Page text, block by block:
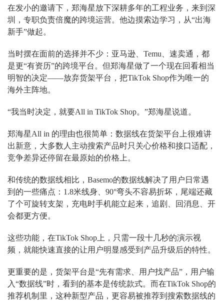
在发小的邀请下，郑海星放下深耕多年的工程业务，来到深
圳，专职负责倍魔的跨境运营。他边摸索边学习，从“出海
新手”做起。
当时摆在面前的选择并不少：亚马逊、Temu、速卖通，都
是更“有资历”的跨境平台。但郑海星做了一个现在回看相当
明智的决定——放弃货架平台，把TikTok Shop作为唯一的
海外主阵地。
“我当时决定，就要All in TikTok Shop。”郑海星说道。
郑海星All in 的理由也很简单：数据线在货架平台上很难讲
出新意，大多数人主动搜索产品时只关心价格和接口适配，
竞争差异还停留在最原始的价格上。
和传统的数据线相比，Basemo的数据线解决了用户日常遇
到的一些痛点：1.8米线身、90°弯头不容易折坏，尾端还藏
了个可旋转支架，充电时手机能立起来，追剧、回消息、开
会都更方便。
这些功能，在TikTok Shop上，只需一段十几秒的演示视
频，就能快速直接的让用户明显感受到产品升级后的特性。
更重要的是，货架平台是“先有需求、用户找产品”，用户输
入“数据线”时，看到的基本是传统款式。而在TikTok Shop的
推荐机制里，这种新型产品，更容易被推荐到搜索数据线的